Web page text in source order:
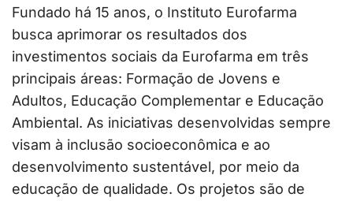
Fundado há 15 anos, o Instituto Eurofarma
busca aprimorar os resultados dos
investimentos sociais da Eurofarma em três
principais áreas: Formação de Jovens e
Adultos, Educação Complementar e Educação
Ambiental. As iniciativas desenvolvidas sempre
visam à inclusão socioeconômica e ao
desenvolvimento sustentável, por meio da
educação de qualidade. Os projetos são de